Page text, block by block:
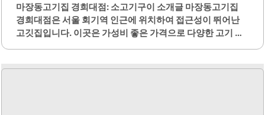
마장동고기집 경희대점: 소고기구이 소개글 마장동고기집
경희대점은 서울 회기역 인근에 위치하여 접근성이 뛰어난
고깃집입니다. 이곳은 가성비 좋은 가격으로 다양한 고기 메
께 모임을 갖기에 적합합니다.고기의 질이 우수하여 가격 대